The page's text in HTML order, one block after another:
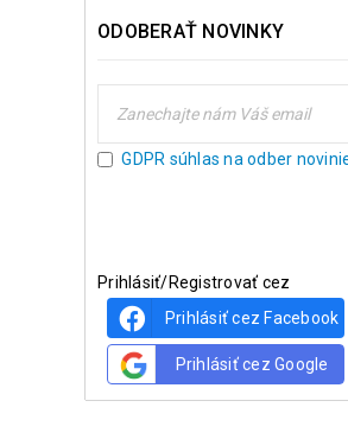
ODOBERAŤ NOVINKY
GDPR súhlas na odber
Prihlásiť/Registrovať cez
Prihlásiť cez Facebook
Prihlásiť cez Google